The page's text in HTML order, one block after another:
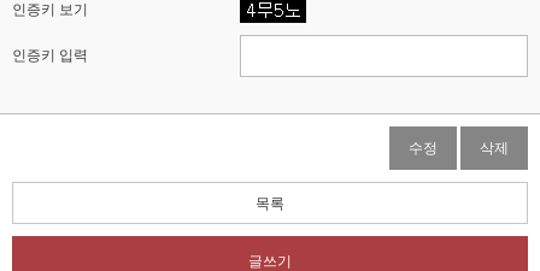
인증키 보기
인증키 입력
수정 삭제
목록
글쓰기